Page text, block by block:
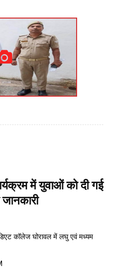
में युवाओं को दी गई
कॉलेज घोरावल में लघु एवं मध्यम